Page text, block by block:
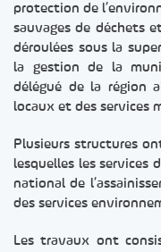
protection de
sauvages de déchets
déroulées sous la
la gestion de la
délégué de la région
locaux et des services
Plusieurs structures
lesquelles les services
national de
des services
Les travaux ont